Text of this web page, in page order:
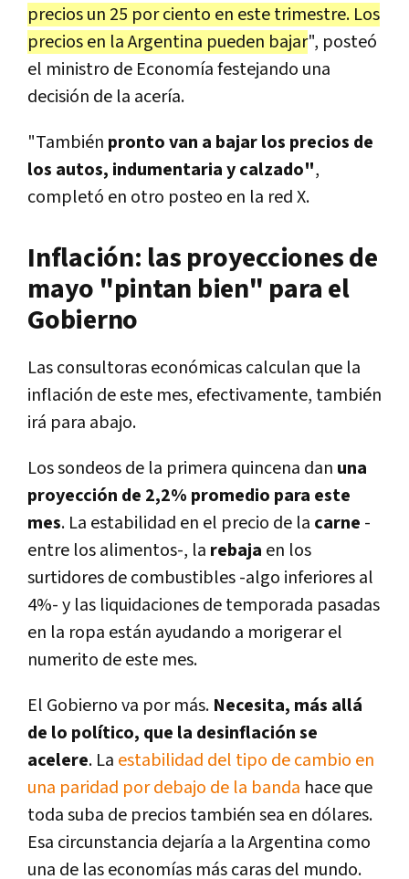
precios un 25 por ciento en este trimestre. Los
precios en la Argentina pueden bajar", posteó
el ministro de Economía festejando una
decisión de la acería.
"También pronto van a bajar los precios de
los autos, indumentaria y calzado",
completó en otro posteo en la red X.
Inflación: las proyecciones de
mayo "pintan bien" para el
Gobierno
Las consultoras económicas calculan que la
inflación de este mes, efectivamente, también
irá para abajo.
Los sondeos de la primera quincena dan una
proyección de 2,2% promedio para este
mes. La estabilidad en el precio de la carne -
entre los alimentos-, la rebaja en los
surtidores de combustibles -algo inferiores al
4%- y las liquidaciones de temporada pasadas
en la ropa están ayudando a morigerar el
numerito de este mes.
El Gobierno va por más. Necesita, más allá
de lo político, que la desinflación se
acelere. La estabilidad del tipo de cambio en
una paridad por debajo de la banda hace que
toda suba de precios también sea en dólares.
Esa circunstancia dejaría a la Argentina como
una de las economías más caras del mundo.